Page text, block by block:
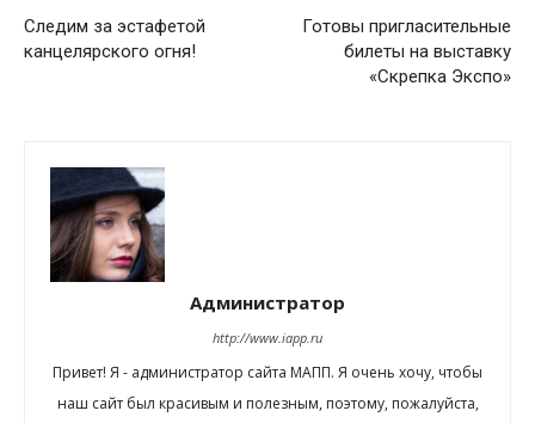
Следим за эстафетой
канцелярского огня!
Готовы пригласительные
билеты на выставку
«Скрепка Экспо»
Администратор
http://www.iapp.ru
Привет! Я - администратор сайта МАПП. Я очень хочу, чтобы
наш сайт был красивым и полезным, поэтому, пожалуйста,